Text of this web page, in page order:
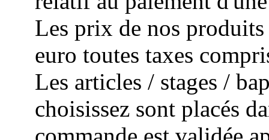
Les prix de nos
euro toutes taxes
Les articles / stages /
choisissez sont placés